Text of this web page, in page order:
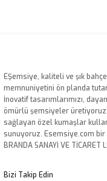
Ürün resmi kalitesiz,
Ürün açıklamasında
Ürün bilgilerinde hatalar
Ürün fiyatı diğer
Bu ürüne benzer farklı
EŞemsiye, kaliteli ve şık
memnuniyetini ön planda
İnovatif tasarımlarımızı,
ömürlü şemsiyeler üretiyoruz.
sağlayan özel kumaşlar
sunuyoruz. Esemsiye.com bir
BRANDA SANAYİ VE TİCARET
Bizi Takip Edin